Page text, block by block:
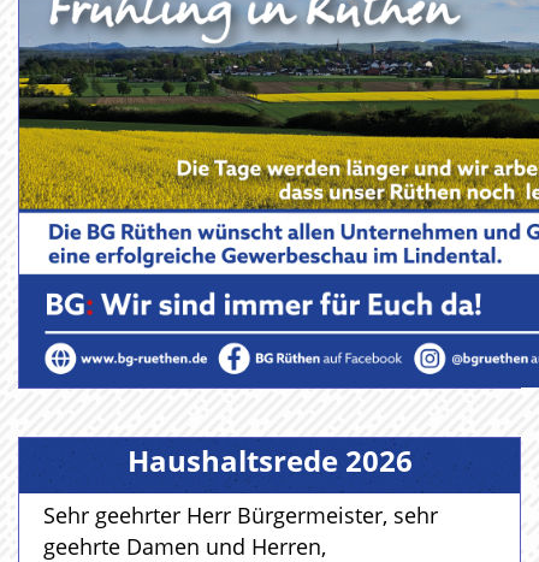
Haushaltsrede 2026
Sehr geehrter Herr Bürgermeister, sehr
geehrte Damen und Herren,